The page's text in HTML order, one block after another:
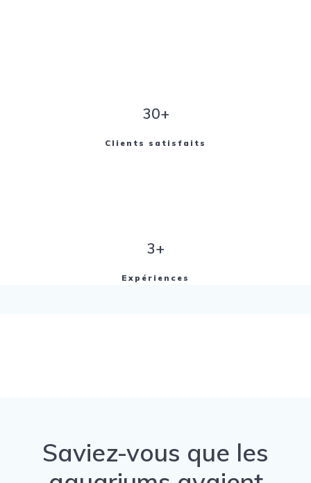
30+
Clients satisfaits
3+
Expériences
Saviez-vous que les